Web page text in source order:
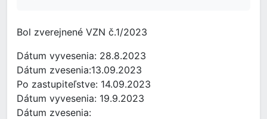
Bol zverejnené VZN č.1/2023
Dátum vyvesenia: 28.8.2023
Dátum zvesenia:13.09.2023
Po zastupiteľstve: 14.09.2023
Dátum vyvesenia: 19.9.2023
Dátum zvesenia: